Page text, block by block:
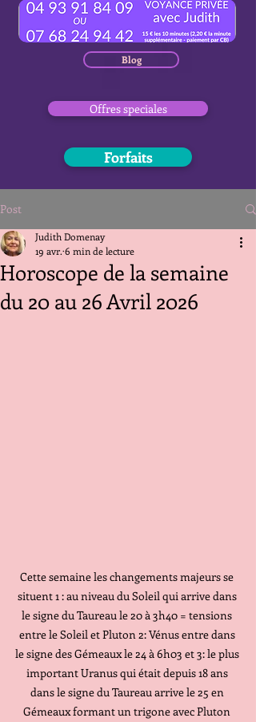
Blog
Offres speciales
Forfaits
Post
Horoscope de la semaine
du 20 au 26 Avril 2026
Judith Domenay
19 avr. 6 min de lecture
Cette semaine les changements majeurs se
situent 1 : au niveau du Soleil qui arrive dans
le signe du Taureau le 20 à 3h40 = tensions
entre le Soleil et Pluton 2: Vénus entre dans
le signe des Gémeaux le 24 à 6h03 et 3: le plus
important Uranus qui était depuis 18 ans
dans le signe du Taureau arrive le 25 en
Gémeaux formant un trigone avec Pluton